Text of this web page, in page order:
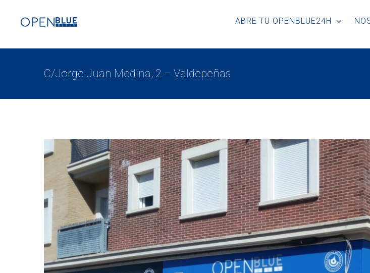
ABRE TU OPENBLUE24H
C/Jorge Juan Medina, 2 – Valdepeñas